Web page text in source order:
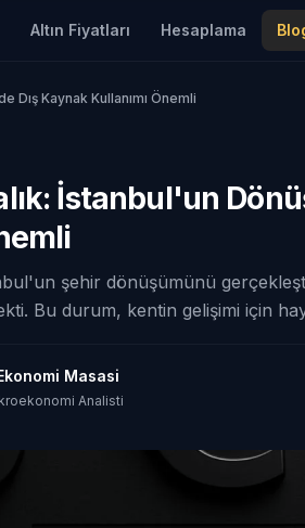
Altın Fiyatları Hesaplama
Dış Kaynak Kullanımı Önemli
İstanbul'un
şehir dönüşümünü
Bu durum, kentin gelişimi için
Masasi
Analisti